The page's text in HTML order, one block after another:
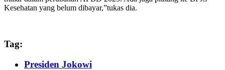
Kesehatan yang belum dibayar,”tukas dia.
Tag:
Presiden Jokowi